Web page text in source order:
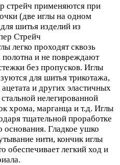
стрейч применяются при
(две иглы на одном
шитья изделий из
Стрейч
легко проходят сквозь
полотна и не повреждают
без пропусков. Иглы
для шитья трикотажа,
и других эластичных
нелегированной
хрома, марганца и т.д. Иглы
тщательной проработке
основания. Гладкое ушко
нити, кончик иглы
обеспечивает легкий ход и